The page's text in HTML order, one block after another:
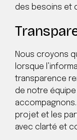
des besoins et
Nous croyons
lorsque
transparence
de notre équipe
projet et les
avec clarté et